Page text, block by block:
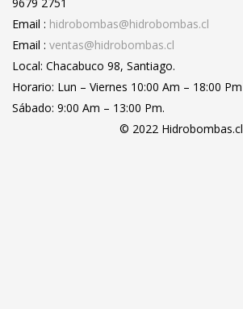
Email : hidrobombas@hidrobombas.cl
Email : ventas@hidrobombas.cl
Local: Chacabuco 98, Santiago.
Horario: Lun – Viernes 10:00 Am – 18:00 Pm
Sábado: 9:00 Am – 13:00 Pm.
© 2022 Hidrobombas.cl